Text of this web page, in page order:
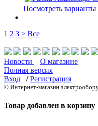
Посмотреть варианты
1 2 3 > Все
Новости
О магазине
Полная версия
Вход
/ Регистрация
© Интернет-магазин
Товар добавлен в корзину